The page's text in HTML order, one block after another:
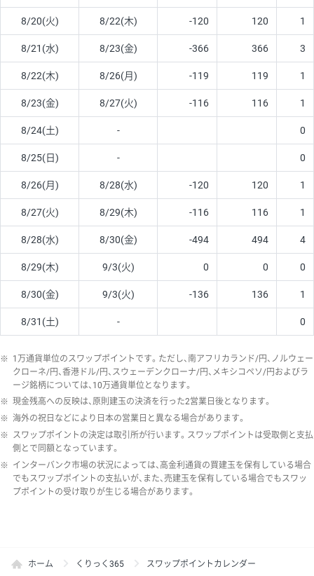
8/20(火) 8/22(木) -120 120 1
8/21(水) 8/23(金) -366 366 3
8/22(木) 8/26(月) -119 119 1
8/23(金) 8/27(火) -116 116 1
8/24(土) - 0
8/25(日) - 0
8/26(月) 8/28(水) -120 120 1
8/27(火) 8/29(木) -116 116 1
8/28(水) 8/30(金) -494 494 4
8/29(木) 9/3(火) 0 0 0
8/30(金) 9/3(火) -136 136 1
8/31(土) - 0
※ 1万通貨単位のスワップポイントです。ただし、南アフリカランド/円、ノルウェー
クローネ/円、香港ドル/円、スウェーデンクローナ/円、メキシコペソ/円およびラ
ージ銘柄については、10万通貨単位となります。
※ 現金残高への反映は、原則建玉の決済を行った2営業日後となります。
※ 海外の祝日などにより日本の営業日と異なる場合があります。
※ スワップポイントの決定は取引所が行います。スワップポイントは受取側と支払
側とで同額となっています。
※ インターバンク市場の状況によっては、高金利通貨の買建玉を保有している場合
でもスワップポイントの支払いが、また、売建玉を保有している場合でもスワッ
プポイントの受け取りが生じる場合があります。
ホーム くりっく365 スワップポイントカレンダー